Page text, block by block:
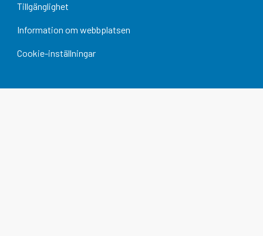
Tillgänglighet
Information om webbplatsen
Cookie-inställningar